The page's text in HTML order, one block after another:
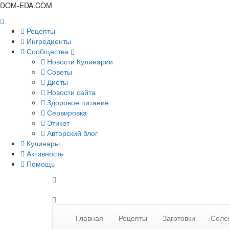
DOM-EDA.COM
Рецепты
Ингредиенты
Сообщества
Новости Кулинарии
Советы
Диеты
Новости сайта
Здоровое питание
Сервировка
Этикет
Авторский блог
Кулинары
Активность
Помощь
Главная Рецепты Заготовки